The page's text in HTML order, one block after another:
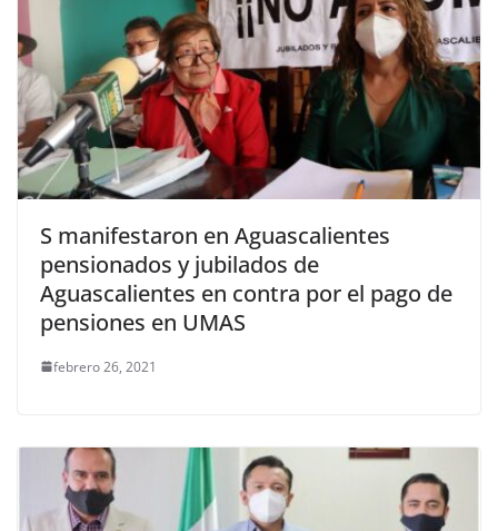
S manifestaron en Aguascalientes
pensionados y jubilados de
Aguascalientes en contra por el pago de
pensiones en UMAS
febrero 26, 2021